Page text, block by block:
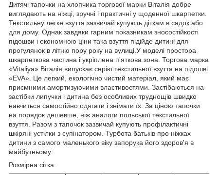
Дитячі тапочки на хлопчика торгової марки Віталія добре
виглядають на ніжці, зручні і практичні у щоденної шкарпетки.
Текстильну легке взуття зазвичай купують діткам в садок або
для дому. Однак завдяки гарним показникам зносостійкості
підошви і економною ціни така взуття підійде дитині для
прогулянок в літню пору року на вулиці.У моделі простора
шкарпеткова частина і укріплена п'яткова зона. Торгова марка
«Vitaliya» Віталія випускає серію текстильної взуття на підошві
«EVA». Це легкий, екологічно чистий матеріал, який має
приємними амортизуючими властивостями. Застібаються на
застібки липучки і дитина без особливих труднощів швидко
навчиться самостійно одягати і знімати їх. За ціною тапочки
на порядок дешевше, ніж аналоги польської текстильної
взуття. Разом з тапочок зазвичай купують профілактичні
шкіряні устілки з супінатором. Турбота батьків про ніжках
дитини з самого маленького віку запорука його здоров'я в
майбутньому.
Розмірна сітка: